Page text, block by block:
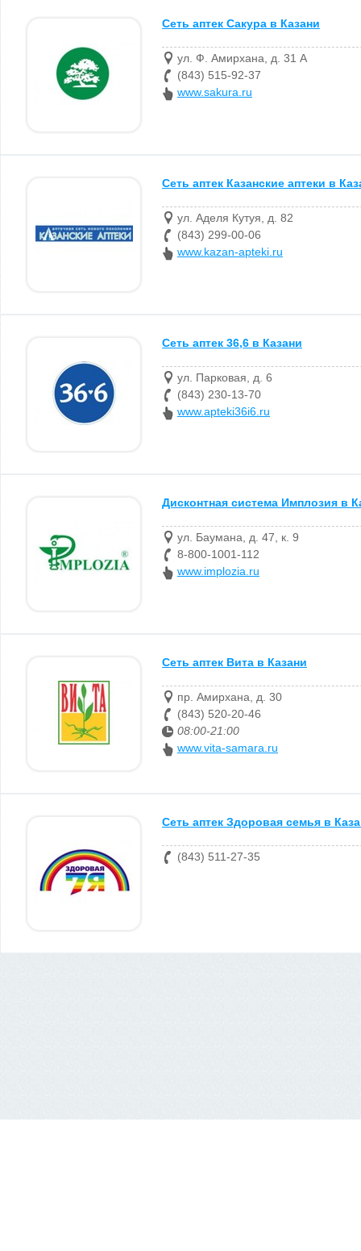
Сеть аптек Сакура в Казани
ул. Ф. Амирхана, д. 31 А
(843) 515-92-37
www.sakura.ru
Сеть аптек Казанские аптеки в
ул. Аделя Кутуя, д. 82
(843) 299-00-06
www.kazan-apteki.ru
Сеть аптек 36,6 в Казани
ул. Парковая, д. 6
(843) 230-13-70
www.apteki36i6.ru
Дисконтная система Имплозия в
ул. Баумана, д. 47, к. 9
8-800-1001-112
www.implozia.ru
Сеть аптек Вита в Казани
пр. Амирхана, д. 30
(843) 520-20-46
08:00-21:00
www.vita-samara.ru
Сеть аптек Здоровая семья в
(843) 511-27-35